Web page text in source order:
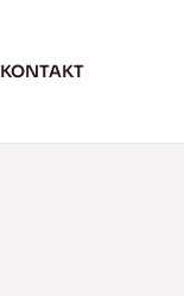
KONTAKT